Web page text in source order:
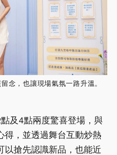
念，也讓現場氣氛一路升溫。
及4點兩度驚喜登場，與
得，並透過舞台互動炒熱
以搶先認識新品，也能近